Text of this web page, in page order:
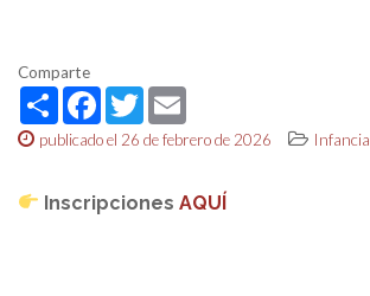
Comparte
ShareFacebook
Twitter
publicado el 26 de febrero de 2026 Infancia
InscripcionesAQUÍ